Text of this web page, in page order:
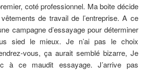
coté professionnel. Ma boite décide
de travail de l’entreprise. A ce
campagne d’essayage pour déterminer
sied le mieux. Je n’ai pas le choix
vous, ça aurait semblé bizarre, Je
à ce maudit essayage. J’arrive pas